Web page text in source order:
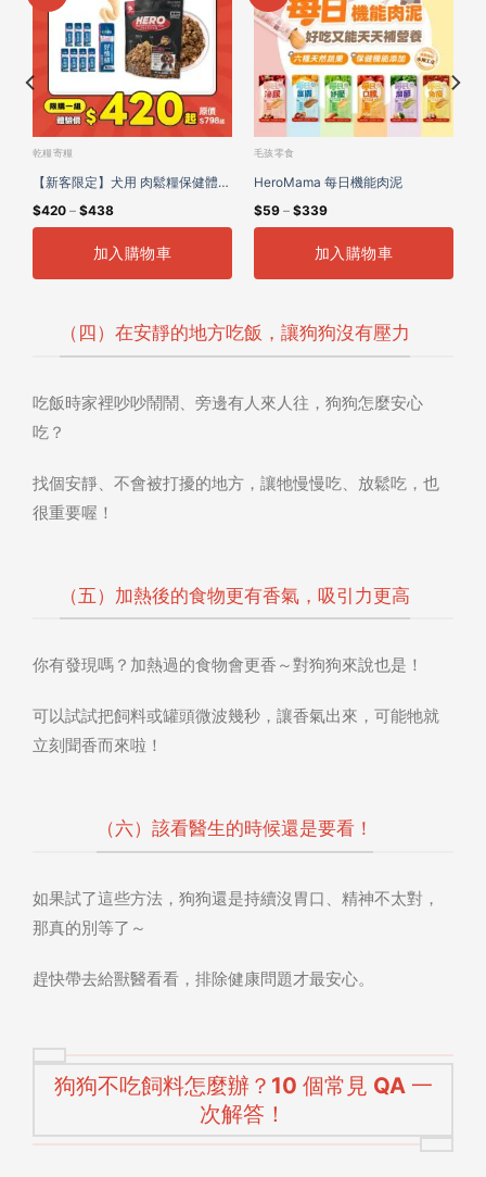
乾糧寄糧
【新客限定】犬用 肉鬆糧保健體驗
組
$420– $438
加入購物車
毛孩零食
HeroMama 每日機能肉泥
$59– $339
加入購物車
（四）在安靜的地方吃飯，讓狗狗沒有壓力
吃飯時家裡吵吵鬧鬧、旁邊有人來人往，狗狗怎麼安心
吃？
找個安靜、不會被打擾的地方，讓牠慢慢吃、放鬆吃，也
很重要喔！
（五）加熱後的食物更有香氣，吸引力更高
你有發現嗎？加熱過的食物會更香～對狗狗來說也是！
可以試試把飼料或罐頭微波幾秒，讓香氣出來，可能牠就
立刻聞香而來啦！
（六）該看醫生的時候還是要看！
如果試了這些方法，狗狗還是持續沒胃口、精神不太對，
那真的別等了～
趕快帶去給獸醫看看，排除健康問題才最安心。
狗狗不吃飼料怎麼辦？10 個常見 QA 一
次解答！